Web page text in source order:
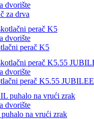
dvorište
za drva
dvorište
perač K5
dvorište
perač K5.55 JUBILEE
dvorište
na vrući zrak